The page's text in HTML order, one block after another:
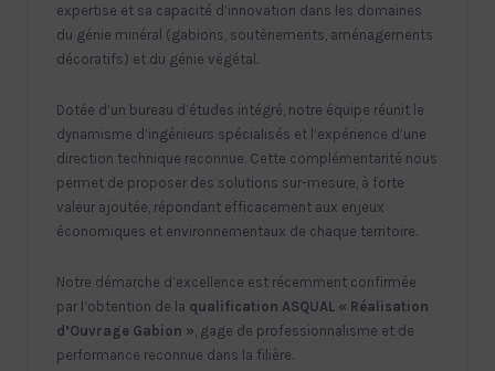
expertise et sa capacité d’innovation dans les domaines
du génie minéral (gabions, soutènements, aménagements
décoratifs) et du génie végétal.
Dotée d’un bureau d’études intégré, notre équipe réunit le
dynamisme d’ingénieurs spécialisés et l’expérience d’une
direction technique reconnue. Cette complémentarité nous
permet de proposer des solutions sur-mesure, à forte
valeur ajoutée, répondant efficacement aux enjeux
économiques et environnementaux de chaque territoire.
Notre démarche d’excellence est récemment confirmée
par l’obtention de la qualification ASQUAL « Réalisation
d’Ouvrage Gabion » , gage de professionnalisme et de
performance reconnue dans la filière.